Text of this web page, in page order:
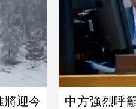
將迎今
中方強烈呼